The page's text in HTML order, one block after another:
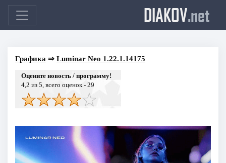
DIAKOV.net
Графика ⇒ Luminar Neo 1.22.1.14175
Оцените новость / программу!
4,2 из 5, всего оценок - 29